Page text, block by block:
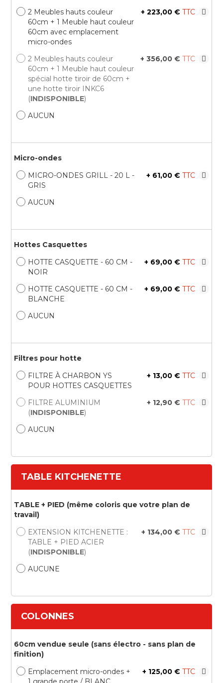
2 Meubles hauts couleur
60cm + 1 Meuble haut couleur
60cm avec emplacement
micro-ondes
+ 223,00 €
2 Meubles hauts couleur
60cm + 1 Meuble haut couleur
spécial hotte tiroir de 60cm +
une hotte tiroir INKC6
(INDISPONIBLE)
+ 356,00 €
AUCUN
Micro-ondes
MICRO-ONDES GRILL - 20 L -
GRIS
+ 61,00 €
AUCUN
Hottes Casquettes
HOTTE CASQUETTE - 60 CM -
NOIR
+ 69,00 €
HOTTE CASQUETTE - 60 CM -
BLANCHE
+ 69,00 €
AUCUN
Filtres pour hotte
FILTRE À CHARBON YS
POUR HOTTES CASQUETTES
+ 13,00 €
FILTRE ALUMINIUM
(INDISPONIBLE)
+ 12,90 €
AUCUN
TABLE KITCHENETTE
TABLE + PIED (même coloris que votre plan de
travail)
EXTENSION KITCHENETTE :
TABLE + PIED ACIER
(INDISPONIBLE)
+ 134,00 €
AUCUNE
COLONNES
60cm vendue seule (sans électro - sans plan de
finition)
Emplacement micro-ondes +
+ 125,00 €